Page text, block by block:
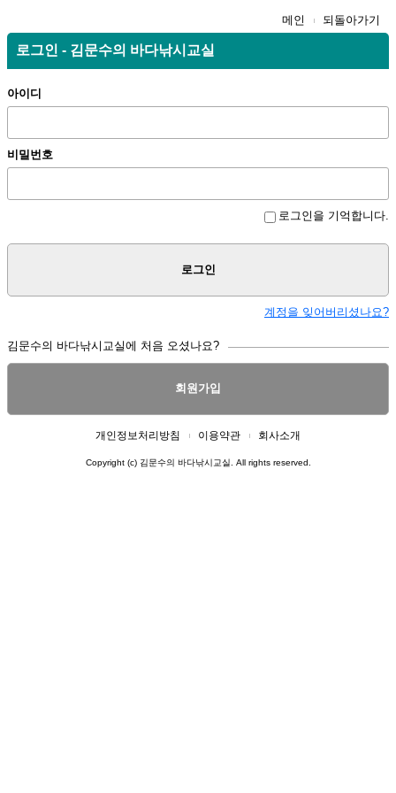
메인 되돌아가기
로그인 - 김문수의 바다낚시교실
아이디
비밀번호
로그인을 기억합니다.
로그인
계정을 잊어버리셨나요?
김문수의 바다낚시교실에 처음 오셨나요?
회원가입
개인정보처리방침 이용약관 회사소개
Copyright (c) 김문수의 바다낚시교실. All rights reserved.